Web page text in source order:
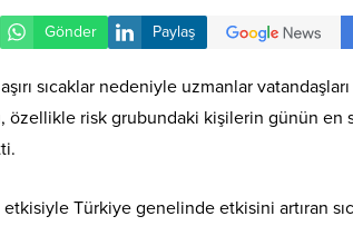
Gönder Paylaş
sıcaklar nedeniyle uzmanlar
özellikle risk grubundaki kişilerin günün en
Türkiye genelinde etkisini artıran